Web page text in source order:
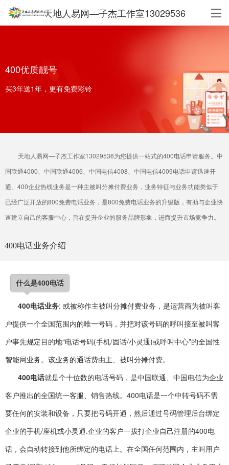
天地人易网—子杰工作室13029536
400优质靓号
买3年送1年，更有免费彩铃
天地人易网—子杰工作室13029536为您提供一站式的400电话申请服务。中
国联通4000、中国联通4006、中国电信4008、中国电信4009电话申请迅速开
通。400企业热线业务是一种主被叫分摊付费业务，业务特征与业务功能类似于
已经广泛开放的800免费电话业务，是800免费电话业务的升级版，有助与企业快
速建立自己的客服中心，旨在提升企业的服务品牌形象，进而提升市场竞争力。
400电话业务介绍
什么是400电话
400电话业务: 或被称作主被叫分摊付费业务，是运营商为被叫客
户提供一个全国范围内的唯一号码，并把对该号码的呼叫接至被叫客
户事先规定目的地“电话号码(手机/固话/小灵通)或呼叫中心”的全国性
智能网业务。该业务的通话费由主、被叫分摊付费。
400电话就是个十位数的电话号码，是中国联通、中国电信为企业
客户推出的全国统一客服、销售热线。400电话是一个中转号码不需
要任何的安装和设备，只要把号码开通，然后通过号码管理后台绑定
企业的手机/座机或小灵通.企业的客户一拔打企业自己注册的400电
话，会自动转接到他所绑定的电话上。在全国任何范围内，主叫用户